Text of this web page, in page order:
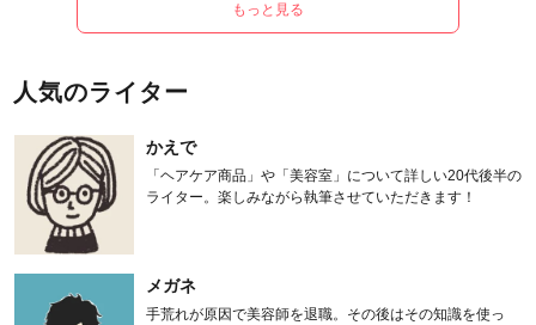
もっと見る
人気のライター
かえで
「ヘアケア商品」や「美容室」について詳しい20代後半の
ライター。楽しみながら執筆させていただきます！
メガネ
手荒れが原因で美容師を退職。その後はその知識を使っ